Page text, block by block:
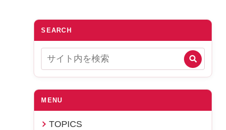
TOPICS